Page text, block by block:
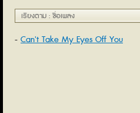
เรียงตาม : ชื่อเพลง
Can't Take My Eyes Off You